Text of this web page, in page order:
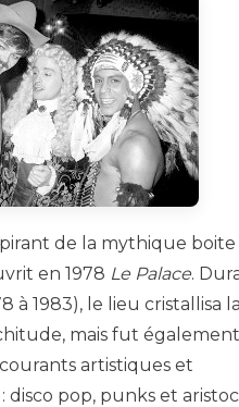
de la mythique
en 1978 Le Palace.
à 1983), le lieu cristallisa
mais fut
artistiques et
disco pop, punks et